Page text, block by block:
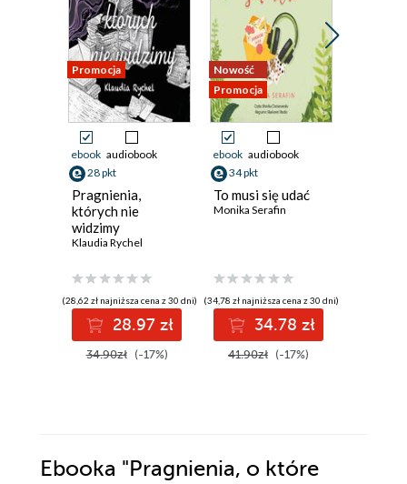
Promocja
ebook audiobook
28 pkt
Pragnienia,
których nie
widzimy
Klaudia Rychel
(28,62 zł najniższa cena z 30 dni)
28.97 zł
34.90zł (-17%)
Nowość
Promocja
ebook audiobook
34 pkt
To musi się udać
Monika Serafin
(34,78 zł najniższa cena z 30 dni)
34.78 zł
41.90zł (-17%)
Ebooka "Pragnienia, o które